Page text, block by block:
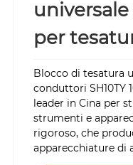
per
Blocco di tesatura
conduttori SH10TY
leader in Cina per
strumenti e
rigoroso, che
apparecchiature di